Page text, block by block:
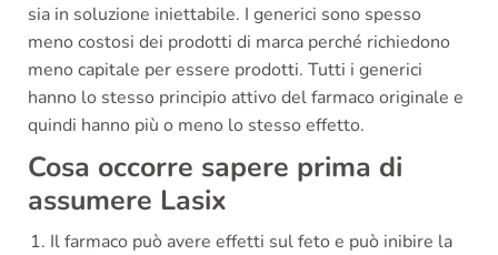
sia in soluzione iniettabile. I generici sono spesso
meno costosi dei prodotti di marca perché richiedono
meno capitale per essere prodotti. Tutti i generici
hanno lo stesso principio attivo del farmaco originale e
quindi hanno più o meno lo stesso effetto.
Cosa occorre sapere prima di
assumere Lasix
Il farmaco può avere effetti sul feto e può inibire la